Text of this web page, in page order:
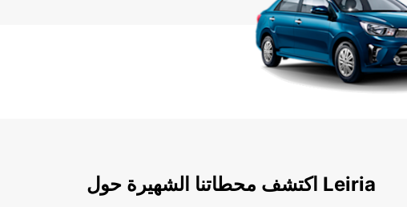
اكتشف محطاتنا الشهيرة حول Leiria